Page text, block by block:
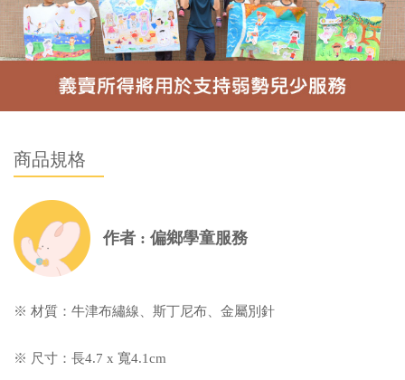
商品規格
作者 : 偏鄉學童服務
※ 材質：牛津布繡線、斯丁尼布、金屬別針
※ 尺寸：長4.7 x 寬4.1cm